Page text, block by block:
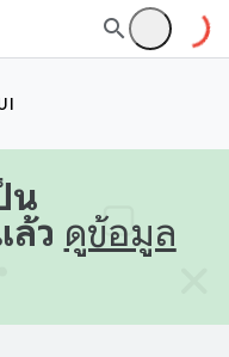
น
ว ดูข้อมูล